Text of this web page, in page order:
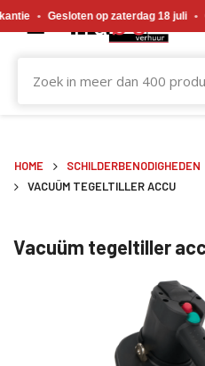
op zaterdag 18 juli • Gesloten
HOME
SCHILDERBENODIGHEDEN
VACUÜM TEGELTILLER ACCU
Vacuüm tegeltiller